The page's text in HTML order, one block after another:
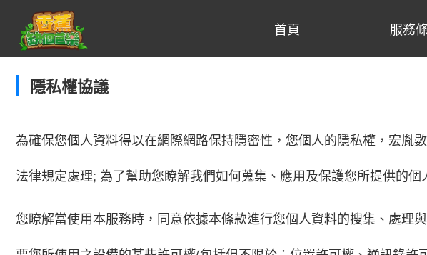
首頁 服務
隱私權協議
為確保您個人資料得以在網際網路保持隱密性，您個人的隱私權，宏胤
法律規定處理; 為了幫助您瞭解我們如何蒐集、應用及保護您所提供的
您瞭解當使用本服務時，同意依據本條款進行您個人資料的搜集、處理